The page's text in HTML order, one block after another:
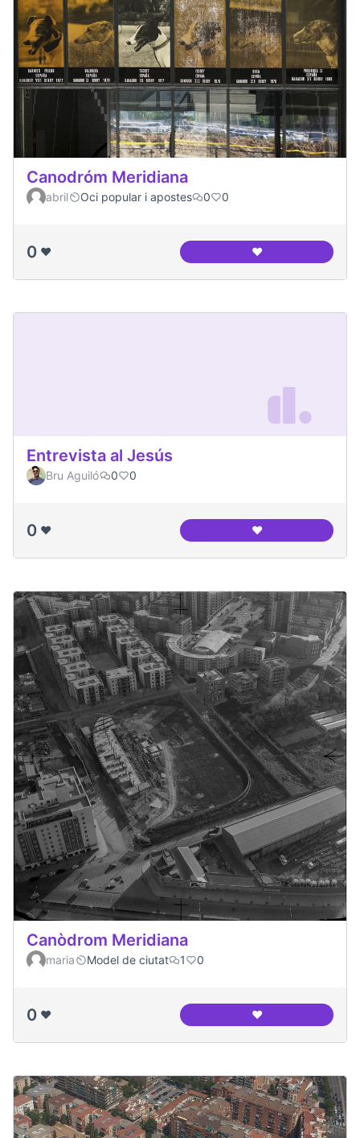
Canodróm Meridiana
abril Oci popular i apostes 0 0
0 ❤️ ❤️Canodróm
Entrevista al Jesús
Bru Aguiló 0 0
0 ❤️ ❤️Entrevista al Jesús
Canòdrom Meridiana
maria Model de ciutat 1 0
0 ❤️ ❤️Canòdrom